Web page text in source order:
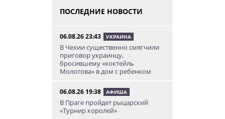
ПОСЛЕДНИЕ НОВОСТИ
06.08.26 23:43 УКРАИНА
В Чехии существенно смягчили
приговор украинцу,
бросившему «коктейль
Молотова» в дом с ребенком
06.08.26 19:38 АФИША
В Праге пройдет рыцарский
«Турнир королей»